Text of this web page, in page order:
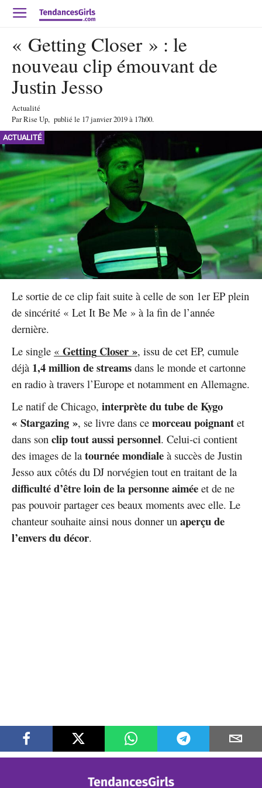
« Getting Closer » : le
nouveau clip émouvant de
Justin Jesso
Actualité
ParRise Up, publié le 17 janvier 2019à 17h00.
ACTUALITÉ
Le sortie de ce clip fait suite à celle de son 1er EP plein
de sincérité « Let It Be Me » à la fin de l’année
dernière.
Le single « Getting Closer », issu de cet EP, cumule
déjà 1,4 million de streams dans le monde et cartonne
en radio à travers l’Europe et notamment en Allemagne.
Le natif de Chicago, interprète du tube de Kygo
« Stargazing », se livre dans ce morceau poignant et
dans son clip tout aussi personnel. Celui-ci contient
des images de la tournée mondiale à succès de Justin
Jesso aux côtés du DJ norvégien tout en traitant de la
difficulté d’être loin de la personne aimée et de ne
pas pouvoir partager ces beaux moments avec elle. Le
chanteur souhaite ainsi nous donner un aperçu de
l’envers du décor.